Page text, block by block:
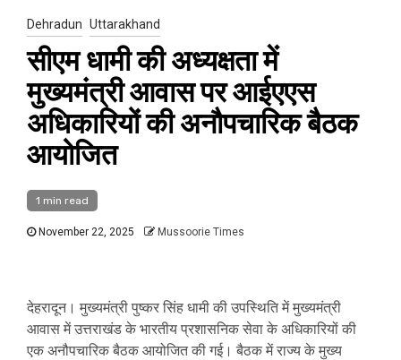
Dehradun Uttarakhand
सीएम धामी की अध्यक्षता में
मुख्यमंत्री आवास पर आईएएस
अधिकारियों की अनौपचारिक बैठक
आयोजित
1 min read
November 22, 2025 Mussoorie Times
देहरादून। मुख्यमंत्री पुष्कर सिंह धामी की उपस्थिति में मुख्यमंत्री
आवास में उत्तराखंड के भारतीय प्रशासनिक सेवा के अधिकारियों की
एक अनौपचारिक बैठक आयोजित की गई। बैठक में राज्य के मुख्य